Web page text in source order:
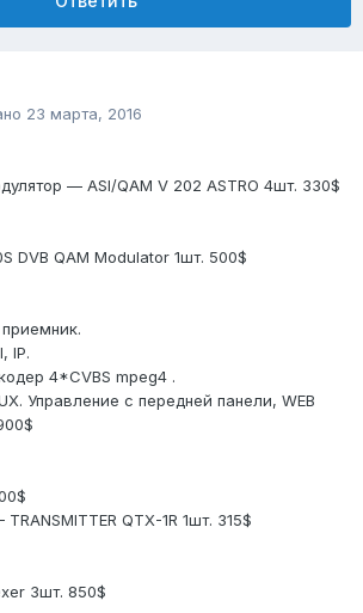
23 марта, 2016
— ASI/QAM V 202 ASTRO 4шт. 330$
DVB QAM Modulator 1шт. 500$
IP.
4*CVBS mpeg4 .
Управление с передней панели, WEB
QTX-1R 1шт. 315$
3шт. 850$